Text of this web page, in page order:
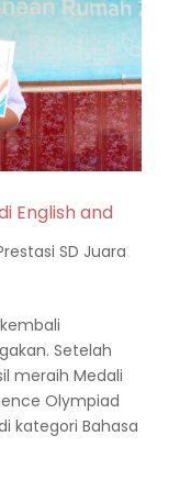
English and
SD Juara
Setelah
meraih Medali
Olympiad
kategori Bahasa